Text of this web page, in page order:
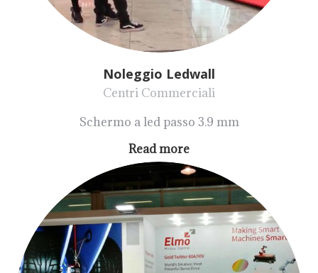
Noleggio Ledwall
Centri Commerciali
Schermo a led passo 3.9 mm
Read more